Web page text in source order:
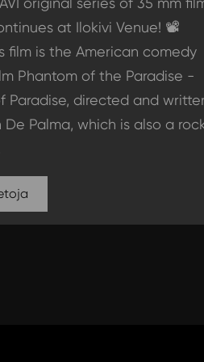
at Ilokivi Venue! 📽️
film is the American comedy
Phantom of the Paradise -
Paradise, directed and
De Palma, which is also a